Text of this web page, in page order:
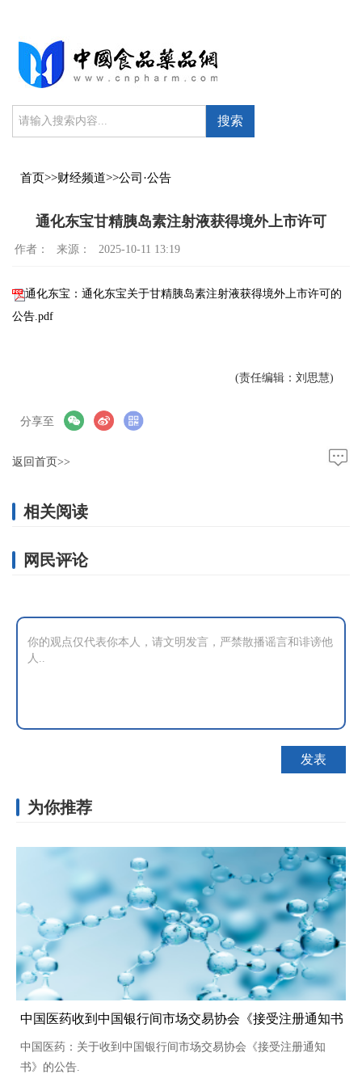
搜索
首页>>财经频道>>公司·公告
通化东宝甘精胰岛素注射液获得境外上市许可
作者： 来源： 2025-10-11 13:19
通化东宝：通化东宝关于甘精胰岛素注射液获得境外上市许可的
公告.pdf
(责任编辑：刘思慧)
分享至
返回首页>>
相关阅读
网民评论
为你推荐
中国医药收到中国银行间市场交易协会《接受注册通知书
中国医药：关于收到中国银行间市场交易协会《接受注册通知
书》的公告.